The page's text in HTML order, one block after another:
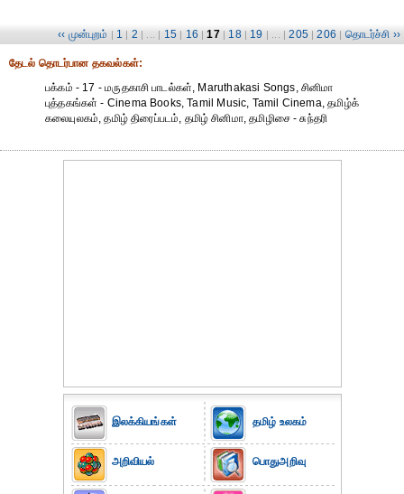
‹‹ முன்புறம் | 1 | 2 | ... | 15 | 16 | 17 | 18 | 19 | ... | 205 | 206 | தொடர்ச்சி ››
தேட‌ல் தொட‌ர்பான தகவ‌ல்க‌ள்:
பக்கம் - 17 - மருதகாசி பாடல்கள், Maruthakasi Songs, சினிமா
புத்தகங்கள் - Cinema Books, Tamil Music, Tamil Cinema, தமிழ்க்
கலையுலகம், தமிழ் திரைப்படம், தமிழ் சினிமா, தமிழிசை - சுந்தரி
இலக்கியங்கள்
அறிவியல்
தமிழ் உலகம்
பொதுஅறிவு